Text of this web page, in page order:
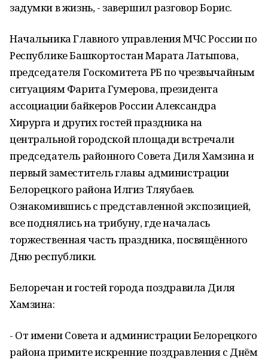
задумки в жизнь, - завершил разговор Борис.
Начальника Главного управления МЧС России по
Республике Башкортостан Марата Латыпова,
председателя Госкомитета РБ по чрезвычайным
ситуациям Фарита Гумерова, президента
ассоциации байкеров России Александра
Хирурга и других гостей праздника на
центральной городской площади встречали
председатель районного Совета Диля Хамзина и
первый заместитель главы администрации
Белорецкого района Илгиз Тляубаев.
Ознакомившись с представленной экспозицией,
все поднялись на трибуну, где началась
торжественная часть праздника, посвящённого
Дню республики.
Белоречан и гостей города поздравила Диля
Хамзина:
- От имени Совета и администрации Белорецкого
района примите искренние поздравления с Днём